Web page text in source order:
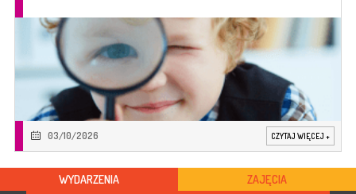
03/10/2026 CZYTAJ WIĘCEJ +
WYDARZENIA ZAJĘCIA